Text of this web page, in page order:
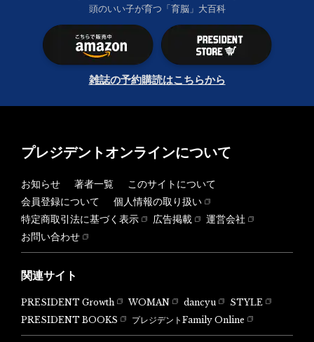
頭のいい子が育つ「育脳」大百科
雑誌の予約購読はこちらから
プレジデントオンラインについて
お知らせ 著者一覧
このサイトについて
会員登録について
個人情報の取り扱い
特定商取引法に基づく表示
広告掲載
運営会社
お問い合わせ
関連サイト
PRESIDENT Growth WOMAN dancyu
STYLE
PRESIDENT BOOKS
プレジデントFamily Online